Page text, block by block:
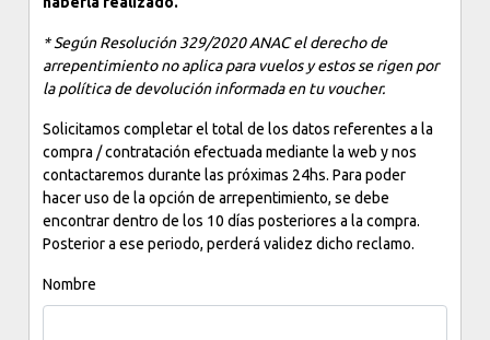
* Según Resolución 329/2020 ANAC el derecho de
arrepentimiento no aplica para vuelos y estos se rigen por
la política de devolución informada en tu voucher.
Solicitamos completar el total de los datos referentes a la
compra / contratación efectuada mediante la web y nos
contactaremos durante las próximas 24hs. Para poder
hacer uso de la opción de arrepentimiento, se debe
encontrar dentro de los 10 días posteriores a la compra.
Posterior a ese periodo, perderá validez dicho reclamo.
Nombre